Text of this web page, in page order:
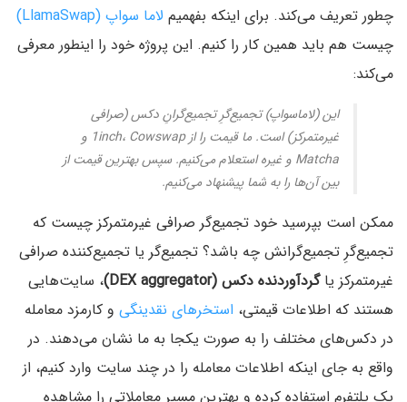
چطور تعریف می‌کند. برای اینکه بفهمیم لاما سواپ (LlamaSwap)
چیست هم باید همین کار را کنیم. این پروژه خود را اینطور معرفی
می‌کند:
این (لاماسواپ) تجمیع‌گرِ تجمیع‌گرانِ دکس (صرافی
غیرمتمرکز) است. ما قیمت را از 1inch، Cowswap و
Matcha و غیره استعلام می‌کنیم. سپس بهترین قیمت از
بین آن‌ها را به شما پیشنهاد می‌کنیم.
ممکن است بپرسید خود تجمیع‌گر صرافی غیرمتمرکز چیست که
تجمیع‌گرِ تجمیع‌گرانش چه باشد؟ تجمیع‌گر یا تجمیع‌کننده صرافی
غیرمتمرکز یاگردآوردنده دکس (DEX aggregator)
، سایت‌هایی
هستند که اطلاعات قیمتی، استخرهای نقدینگی و کارمزد معامله
در دکس‌های مختلف را به صورت یکجا به ما نشان می‌دهند. در
واقع به جای اینکه اطلاعات معامله را در چند سایت وارد کنیم، از
یک پلتفرم استفاده کرده و بهترین مسیر معاملاتی را مشاهده